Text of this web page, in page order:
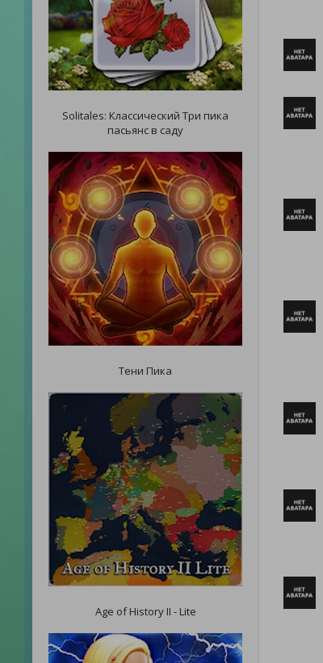
Solitales: Классический Три пика
пасьянс в саду
Тени Пика
Age of History II - Lite